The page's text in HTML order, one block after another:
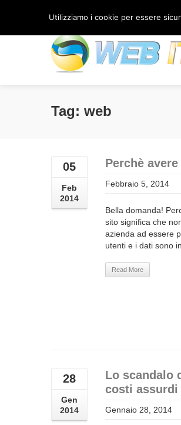
Tag: web
05
Feb
2014
Perchè
Febbraio 5, 2014
Bella domanda!
sito significa che
azienda ad essere
utenti e i dati sono
Read More
28
Gen
2014
Lo scandalo
costi assurdi
Gennaio 28, 2014
Utilizziamo i cookie per essere